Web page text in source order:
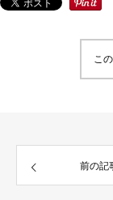
こ
前の記